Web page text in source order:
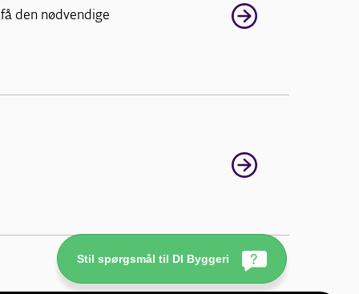
den nødvendige
Stil spørgsmål til DI Byggeri